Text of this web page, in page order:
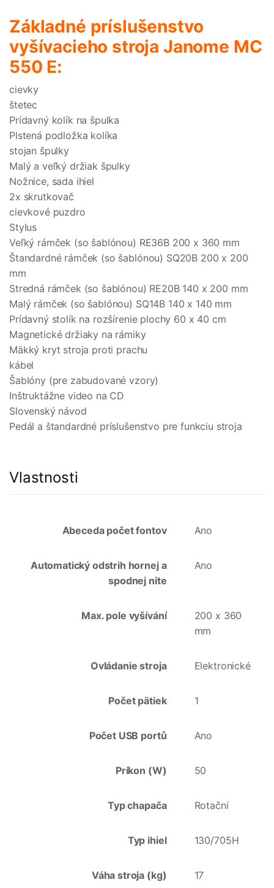
Základné príslušenstvo
vyšívacieho stroja Janome MC
550 E:
cievky
štetec
Prídavný kolík na špulka
Plstená podložka kolíka
stojan špulky
Malý a veľký držiak špulky
Nožnice, sada ihiel
2x skrutkovač
cievkové puzdro
Stylus
Veľký rámček (so šablónou) RE36B 200 x 360 mm
Štandardné rámček (so šablónou) SQ20B 200 x 200
mm
Stredná rámček (so šablónou) RE20B 140 x 200 mm
Malý rámček (so šablónou) SQ14B 140 x 140 mm
Prídavný stolík na rozšírenie plochy 60 x 40 cm
Magnetické držiaky na rámiky
Mäkký kryt stroja proti prachu
kábel
Šablóny (pre zabudované vzory)
Inštruktážne video na CD
Slovenský návod
Pedál a štandardné príslušenstvo pre funkciu stroja
Vlastnosti
Abeceda počet fontov Ano
Automatický odstrih hornej a
spodnej nite
Ano
Max. pole vyšívání
200 x 360
mm
Ovládanie stroja Elektronické
Počet pätiek 1
Počet USB portů Ano
Príkon (W) 50
Typ chapača Rotační
Typ ihiel 130/705H
Váha stroja (kg) 17